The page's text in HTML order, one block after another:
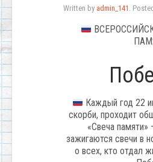
Written by admin_141 .
Каждый год 22
скорби, проходит
«Свеча
зажигаются свечи в
о всех, кто отдал